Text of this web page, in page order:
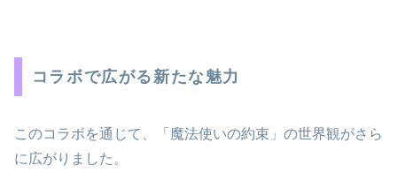
コラボで広がる新たな魅力
このコラボを通じて、「魔法使いの約束」の世界観がさら
に広がりました。